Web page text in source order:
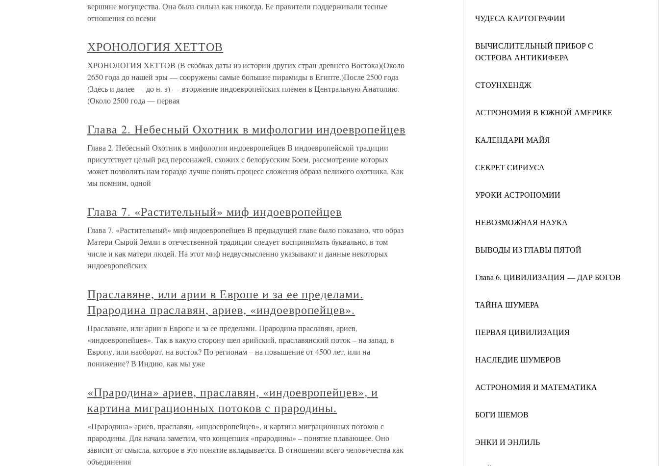
ЧУДЕСА КАРТОГРАФИИ
ВЫЧИСЛИТЕЛЬНЫЙ ПРИБОР С
ОСТРОВА АНТИКИФЕРА
СТОУНХЕНДЖ
АСТРОНОМИЯ В ЮЖНОЙ АМЕРИКЕ
КАЛЕНДАРИ МАЙЯ
СЕКРЕТ СИРИУСА
УРОКИ АСТРОНОМИИ
НЕВОЗМОЖНАЯ НАУКА
ВЫВОДЫ ИЗ ГЛАВЫ ПЯТОЙ
Глава 6. ЦИВИЛИЗАЦИЯ — ДАР БОГОВ
ТАЙНА ШУМЕРА
ПЕРВАЯ ЦИВИЛИЗАЦИЯ
НАСЛЕДИЕ ШУМЕРОВ
АСТРОНОМИЯ И МАТЕМАТИКА
БОГИ ШЕМОВ
ЭНКИ И ЭНЛИЛЬ
вершине могущества. Она была сильна как никогда. Ее правители поддерживали тесные
отношения со всеми
ХРОНОЛОГИЯ ХЕТТОВ
ХРОНОЛОГИЯ ХЕТТОВ (В скобках даты из истории других стран древнего Востока)(Около
2650 года до нашей эры — сооружены самые большие пирамиды в Египте.)После 2500 года
(Здесь и далее — до н. э) — вторжение индоевропейских племен в Центральную Анатолию.
(Около 2500 года — первая
Глава 2. Небесный Охотник в мифологии индоевропейцев
Глава 2. Небесный Охотник в мифологии индоевропейцев В индоевропейской традиции
присутствует целый ряд персонажей, схожих с белорусским Боем, рассмотрение которых
может позволить нам гораздо лучше понять процесс сложения образа великого охотника. Как
мы помним, одной
Глава 7. «Растительный» миф индоевропейцев
Глава 7. «Растительный» миф индоевропейцев В предыдущей главе было показано, что образ
Матери Сырой Земли в отечественной традиции следует воспринимать буквально, в том
числе и как матери людей. На этот миф недвусмысленно указывают и данные некоторых
индоевропейских
Праславяне, или арии в Европе и за ее пределами.
Прародина праславян, ариев, «индоевропейцев».
Праславяне, или арии в Европе и за ее пределами. Прародина праславян, ариев,
«индоевропейцев». Так в какую сторону шел арийский, праславянский поток – на запад, в
Европу, или наоборот, на восток? По регионам – на повышение от 4500 лет, или на
понижение? В Индию, как мы уже
«Прародина» ариев, праславян, «индоевропейцев», и
картина миграционных потоков с прародины.
«Прародина» ариев, праславян, «индоевропейцев», и картина миграционных потоков с
прародины. Для начала заметим, что концепция «прародины» – понятие плавающее. Оно
зависит от смысла, которое в это понятие вкладывается. В отношении всего человечества как
объединения